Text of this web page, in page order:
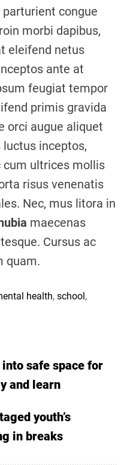
congue
morbi dapibus,
eleifend netus
ante at
feugiat tempor
primis gravida
orci augue aliquet
inceptos,
cum ultrices mollis
risus venenatis
Nec, mus litora in
maecenas
Cursus ac
quam.
health, school,
safe space for
and learn
youth’s
in breaks